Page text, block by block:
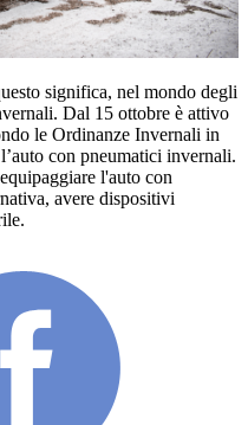
significa, nel mondo degli
Dal 15 ottobre è attivo
le Ordinanze Invernali in
con pneumatici invernali.
l'auto con
avere dispositivi